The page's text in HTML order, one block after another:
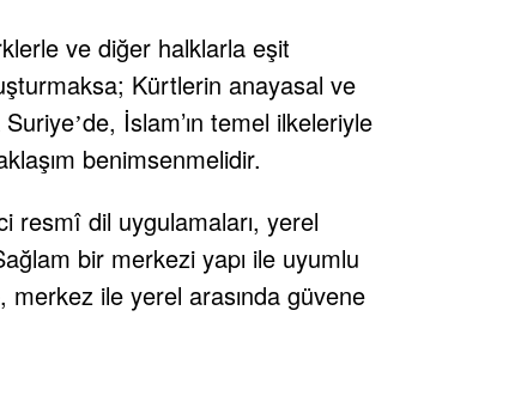
ve diğer halklarla eşit
Kürtlerin anayasal ve
’de, İslam’ın temel ilkeleriyle
benimsenmelidir.
resmî dil uygulamaları, yerel
bir merkezi yapı ile uyumlu
merkez ile yerel arasında güvene